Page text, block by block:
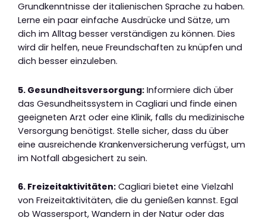
Grundkenntnisse der italienischen Sprache zu haben.
Lerne ein paar einfache Ausdrücke und Sätze, um
dich im Alltag besser verständigen zu können. Dies
wird dir helfen, neue Freundschaften zu knüpfen und
dich besser einzuleben.
5. Gesundheitsversorgung: Informiere dich über
das Gesundheitssystem in Cagliari und finde einen
geeigneten Arzt oder eine Klinik, falls du medizinische
Versorgung benötigst. Stelle sicher, dass du über
eine ausreichende Krankenversicherung verfügst, um
im Notfall abgesichert zu sein.
6. Freizeitaktivitäten: Cagliari bietet eine Vielzahl
von Freizeitaktivitäten, die du genießen kannst. Egal
ob Wassersport, Wandern in der Natur oder das